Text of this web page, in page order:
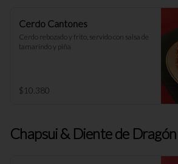
Cerdo Cantones
Cerdo rebozado y frito, servido con salsa de
tamarindo y piña
$10.380
Chapsui & Diente de Dragón